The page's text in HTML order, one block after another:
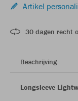
Artikel
30 dagen recht
Beschrijving
Longsleeve